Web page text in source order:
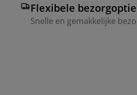
Flexibele
Snelle en gemakkelijke